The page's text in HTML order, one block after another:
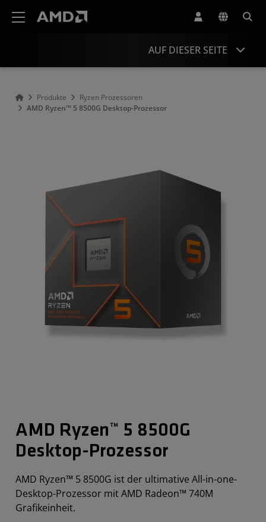
AUF DIESER SEITE
Produkte
Ryzen Prozessoren
AMD Ryzen™ 5 8500G Desktop-Prozessor​
AMD Ryzen™ 5 8500G
Desktop-Prozessor​
AMD Ryzen™ 5 8500G ist der ultimative All-in-one-
Desktop-Prozessor mit AMD Radeon™ 740M
Grafikeinheit.